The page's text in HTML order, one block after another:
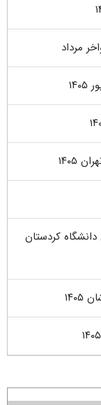
کردستان